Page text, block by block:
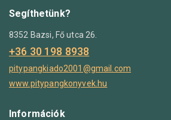
Segíthetünk?
8352 Bazsi, Fő utca 26.
+36 30 198 8938
pitypangkiado2001@gmail.com
www.pitypangkonyvek.hu
Információk